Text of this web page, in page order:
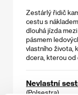
Zestárlý řidič
cestu s
dlouhá jízda
pásmem
vlastního života,
dcera, kterou od
Nevlastní
(Polsestra)